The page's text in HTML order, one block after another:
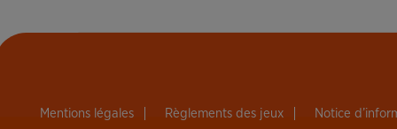
Mentions légales Règlements des jeux Notice